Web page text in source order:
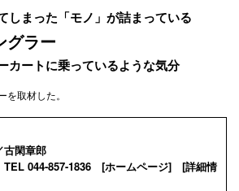
しまった「モノ」が詰まっている
グラー
カートに乗っているような気分
取材した。
閑章郎
044-857-1836 [ホームページ] [詳細情